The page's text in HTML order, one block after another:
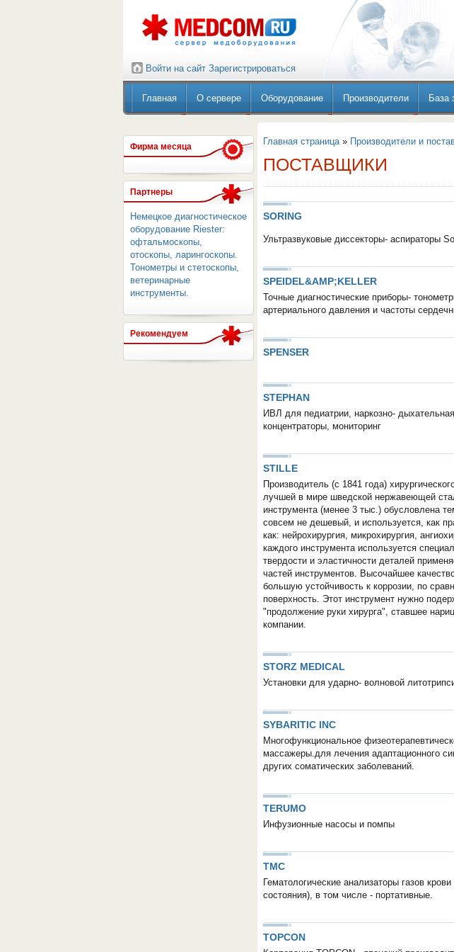
Войти на сайт Зарегистрироваться
Главная О сервере Оборудование Производители База
Фирма месяца
Партнеры
Немецкое диагностическое
оборудование Riester:
офтальмоскопы,
отоскопы, ларингоскопы.
Тонометры и стетоскопы,
ветеринарные
инструменты.
Рекомендуем
Главная страница» Производители и
ПОСТАВЩИКИ
SORING
Ультразвуковые диссекторы- аспираторы
SPEIDEL&AMP;KELLER
Точные диагностические приборы-
артериального давления и частоты
SPENSER
STEPHAN
ИВЛ для педиатрии, наркозно-
концентраторы, мониторинг
STILLE
Производитель (с 1841 года)
лучшей в мире шведской нержавеющей
инструмента (менее 3 тыс.) обусловлена
совсем не дешевый, и используется, как
как: нейрохирургия, микрохирургия,
каждого инструмента используется
твердости и эластичности деталей
частей инструментов. Высочайшее
большую устойчивость к коррозии, по
поверхность. Этот инструмент нужно
"продолжение руки хирурга", ставшее
компании.
STORZ MEDICAL
Установки для ударно- волновой
SYBARITIC INC
Многофункциональное
массажеры.для лечения адаптационного
других соматических заболеваний.
TERUMO
Инфузионные насосы и помпы
TMC
Гематологические анализаторы газов
состояния), в том числе - портативные.
TOPCON